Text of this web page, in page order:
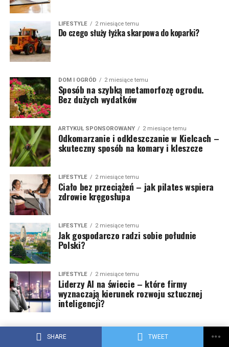
SHARE TWEET
LIFESTYLE 2 miesiące temu
Do czego służy łyżka skarpowa do koparki?
DOM I OGRÓD 2 miesiące temu
Sposób na szybką metamorfozę ogrodu.
Bez dużych wydatków
ARTYKUŁ SPONSOROWANY 2 miesiące temu
Odkomarzanie i odkleszczanie w Kielcach –
skuteczny sposób na komary i kleszcze
LIFESTYLE 2 miesiące temu
Ciało bez przeciążeń – jak pilates wspiera
zdrowie kręgosłupa
LIFESTYLE 2 miesiące temu
Jak gospodarczo radzi sobie południe
Polski?
LIFESTYLE 2 miesiące temu
Liderzy AI na świecie – które firmy
wyznaczają kierunek rozwoju sztucznej
inteligencji?
Męskie detale z klasą. Dlaczego biżuteria